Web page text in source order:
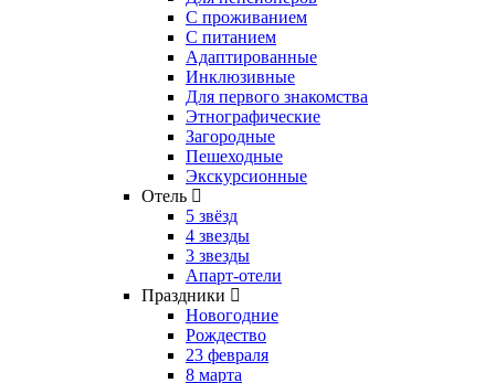
С проживанием
С питанием
Адаптированные
Инклюзивные
Для первого знакомства
Этнографические
Загородные
Пешеходные
Экскурсионные
Отель
5 звёзд
4 звезды
3 звезды
Апарт-отели
Праздники
Новогодние
Рождество
23 февраля
8 марта